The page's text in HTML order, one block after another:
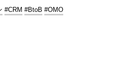
#CRM #BtoB #OMO